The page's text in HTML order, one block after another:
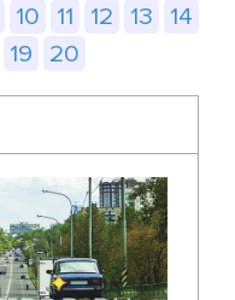
10 11 12 13
14
19 20